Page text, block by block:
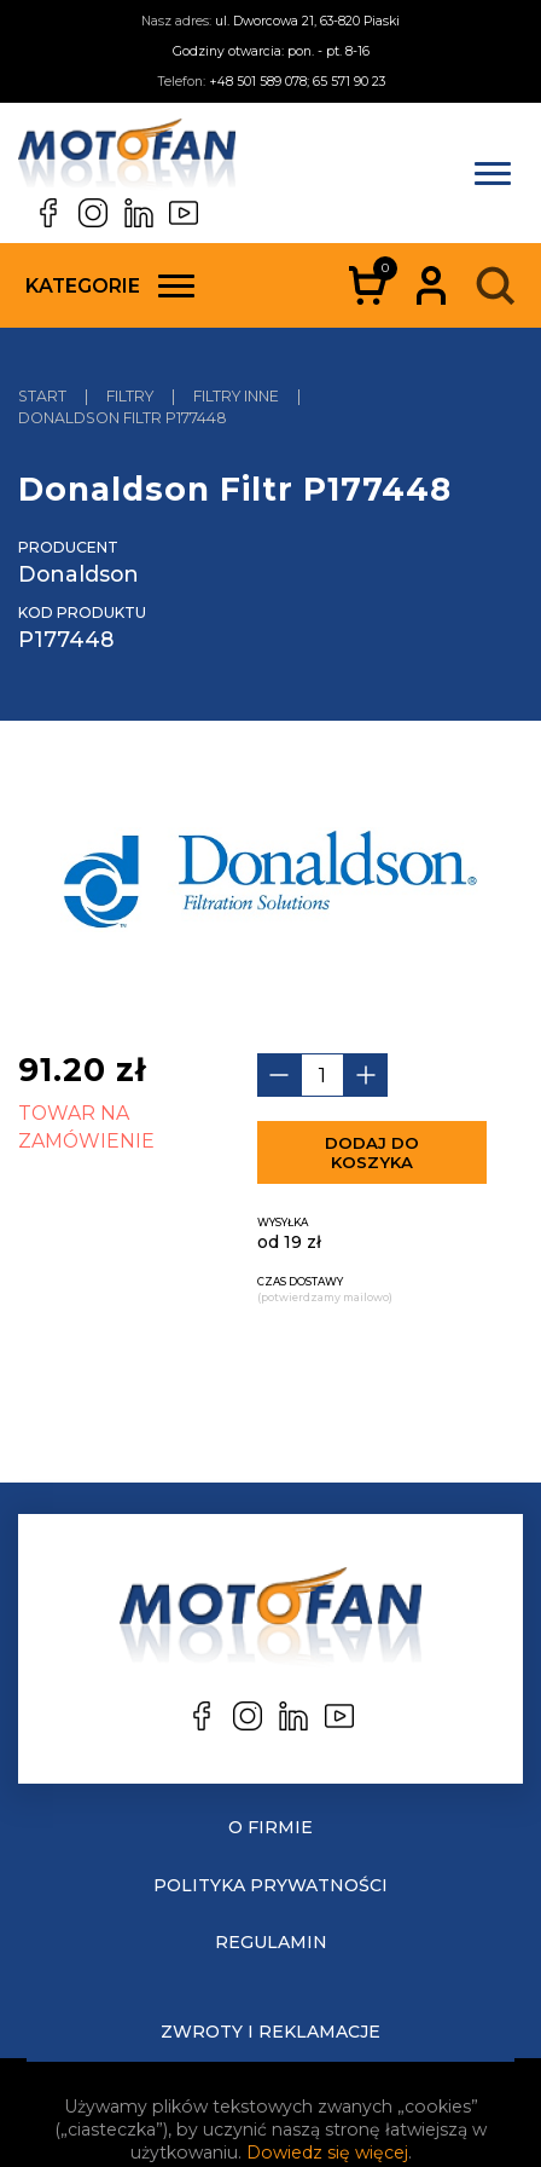
Nasz adres: ul. Dworcowa 21, 63-820 Piaski
Godziny otwarcia: pon. - pt. 8-16
Telefon: +48 501 589 078; 65 571 90 23
KATEGORIE
0
START | FILTRY | FILTRY INNE
|
DONALDSON FILTR P177448
Donaldson Filtr P177448
PRODUCENT
Donaldson
KOD PRODUKTU
P177448
91.20 zł
TOWAR NA
ZAMÓWIENIE
DODAJ DO
KOSZYKA
WYSYŁKA
od 19 zł
CZAS DOSTAWY
(potwierdzamy mailowo)
O FIRMIE
POLITYKA PRYWATNOŚCI
REGULAMIN
ZWROTY I REKLAMACJE
JAK KUPOWAĆ?
Używamy plików tekstowych zwanych „cookies”
(„ciasteczka”), by uczynić naszą stronę łatwiejszą w
użytkowaniu. Dowiedz się więcej.